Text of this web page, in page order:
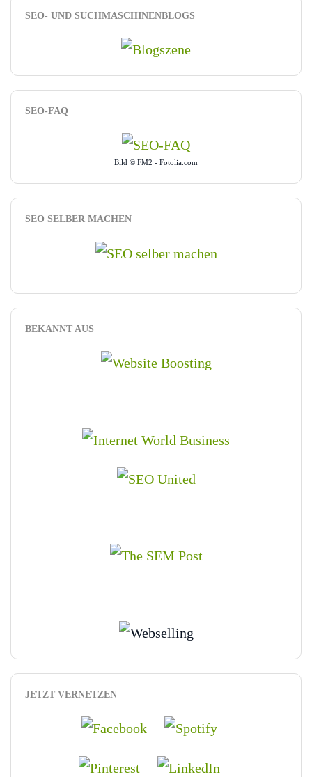
SEO- UND SUCHMASCHINENBLOGS
SEO-FAQ
Bild © FM2 - Fotolia.com
SEO SELBER MACHEN
BEKANNT AUS
JETZT VERNETZEN